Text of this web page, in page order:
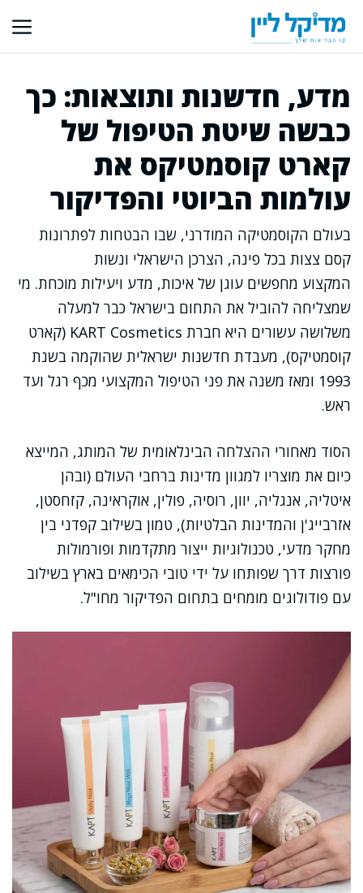
לתוכן
מדע, חדשנות ותוצאות: כך
כבשה שיטת הטיפול של
קארט קוסמטיקס את
עולמות הביוטי והפדיקור
בעולם הקוסמטיקה המודרני, שבו הבטחות לפתרונות
קסם צצות בכל פינה, הצרכן הישראלי ונשות
המקצוע מחפשים עוגן של איכות, מדע ויעילות מוכחת. מי
שמצליחה להוביל את התחום בישראל כבר למעלה
משלושה עשורים היא חברת KART Cosmetics (קארט
קוסמטיקס), מעבדת חדשנות ישראלית שהוקמה בשנת
1993 ומאז משנה את פני הטיפול המקצועי מכף רגל ועד
ראש.
הסוד מאחורי ההצלחה הבינלאומית של המותג, המייצא
כיום את מוצריו למגוון מדינות ברחבי העולם (ובהן
איטליה, אנגליה, יוון, רוסיה, פולין, אוקראינה, קזחסטן,
אזרבייג'ן והמדינות הבלטיות), טמון בשילוב קפדני בין
מחקר מדעי, טכנולוגיות ייצור מתקדמות ופורמולות
פורצות דרך שפותחו על ידי טובי הכימאים בארץ בשילוב
עם פודולוגים מומחים בתחום הפדיקור מחו"ל.